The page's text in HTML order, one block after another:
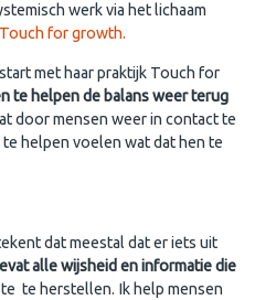
werk via het lichaam
for growth.
met haar praktijk Touch for
te helpen de balans weer terug
door mensen weer in contact te
helpen voelen wat dat hen te
dat meestal dat er iets uit
alle wijsheid en informatie die
te herstellen. Ik help mensen